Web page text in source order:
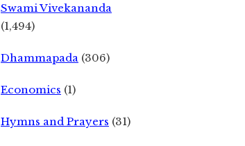
Swami Vivekananda
(1,494)
Dhammapada (306)
Economics (1)
Hymns and Prayers (31)